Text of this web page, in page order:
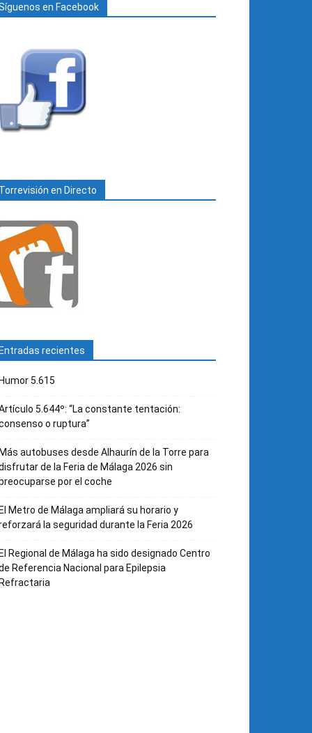
en Facebook
en Directo
recientes
5.615
5.644º: “La constante tentación:
o ruptura”
autobuses desde Alhaurín de la Torre para
de la Feria de Málaga 2026 sin
por el coche
Metro de Málaga ampliará su horario y
la seguridad durante la Feria 2026
Regional de Málaga ha sido designado Centro
Referencia Nacional para Epilepsia